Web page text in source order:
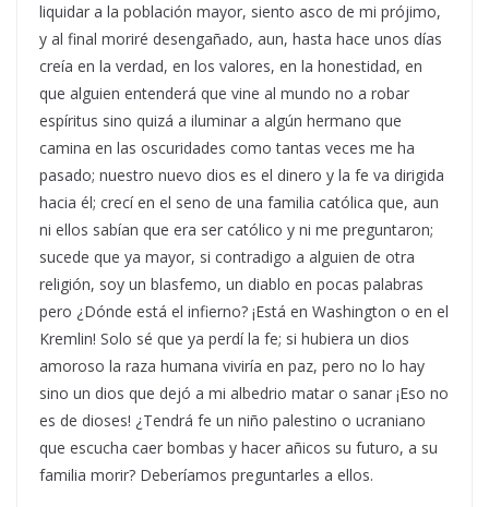
liquidar a la población mayor, siento asco de mi prójimo,
y al final moriré desengañado, aun, hasta hace unos días
creía en la verdad, en los valores, en la honestidad, en
que alguien entenderá que vine al mundo no a robar
espíritus sino quizá a iluminar a algún hermano que
camina en las oscuridades como tantas veces me ha
pasado; nuestro nuevo dios es el dinero y la fe va dirigida
hacia él; crecí en el seno de una familia católica que, aun
ni ellos sabían que era ser católico y ni me preguntaron;
sucede que ya mayor, si contradigo a alguien de otra
religión, soy un blasfemo, un diablo en pocas palabras
pero ¿Dónde está el infierno? ¡Está en Washington o en el
Kremlin! Solo sé que ya perdí la fe; si hubiera un dios
amoroso la raza humana viviría en paz, pero no lo hay
sino un dios que dejó a mi albedrio matar o sanar ¡Eso no
es de dioses! ¿Tendrá fe un niño palestino o ucraniano
que escucha caer bombas y hacer añicos su futuro, a su
familia morir? Deberíamos preguntarles a ellos.